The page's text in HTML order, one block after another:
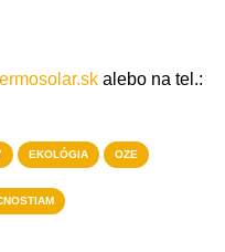
alebo na tel.:
EKOLÓGIA OZE